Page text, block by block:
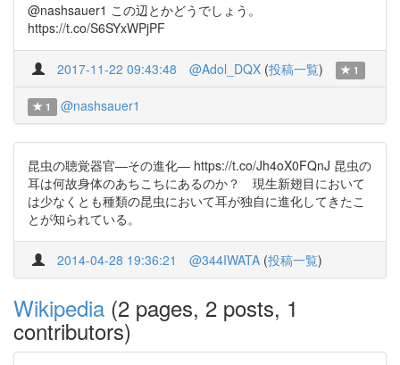
@nashsauer1 この辺とかどうでしょう。
https://t.co/S6SYxWPjPF
2017-11-22 09:43:48 @Adol_DQX (投稿一覧) 1
1 @nashsauer1
昆虫の聴覚器官―その進化― https://t.co/Jh4oX0FQnJ 昆虫の
耳は何故身体のあちこちにあるのか？ 現生新翅目において
は少なくとも種類の昆虫において耳が独自に進化してきたこ
とが知られている。
2014-04-28 19:36:21 @344IWATA (投稿一覧)
Wikipedia (2 pages, 2 posts, 1
contributors)